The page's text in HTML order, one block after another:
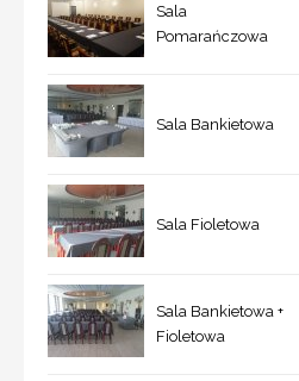
Sala
Pomarańczowa
Sala Bankietowa
Sala Fioletowa
Sala Bankietowa +
Fioletowa